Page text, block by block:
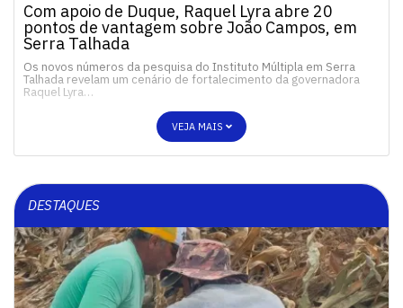
Com apoio de Duque, Raquel Lyra abre 20
pontos de vantagem sobre João Campos, em
Serra Talhada
Os novos números da pesquisa do Instituto Múltipla em Serra
Talhada revelam um cenário de fortalecimento da governadora
Raquel Lyra…
VEJA MAIS
DESTAQUES